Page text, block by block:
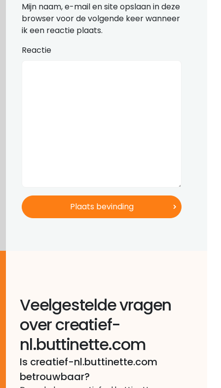
Mijn naam, e-mail en site opslaan in deze
browser voor de volgende keer wanneer
ik een reactie plaats.
Reactie
Veelgestelde vragen
over creatief-
nl.buttinette.com
Is creatief-nl.buttinette.com
betrouwbaar?